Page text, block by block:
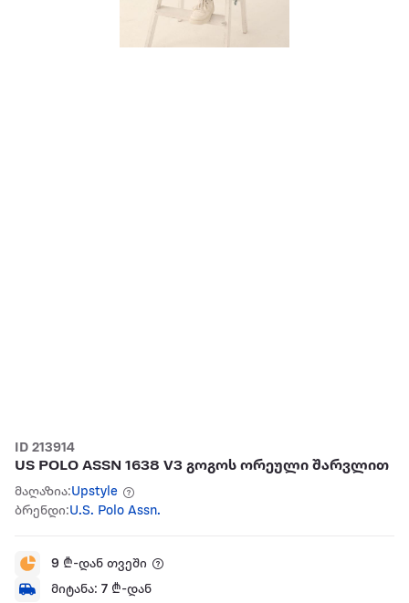
ID 213914
US POLO ASSN 1638 V3 გოგოს ორეული შარვლით
მაღაზია:Upstyle
ბრენდი:U.S. Polo Assn.
9 ₾-დან თვეში
მიტანა: 7 ₾-დან